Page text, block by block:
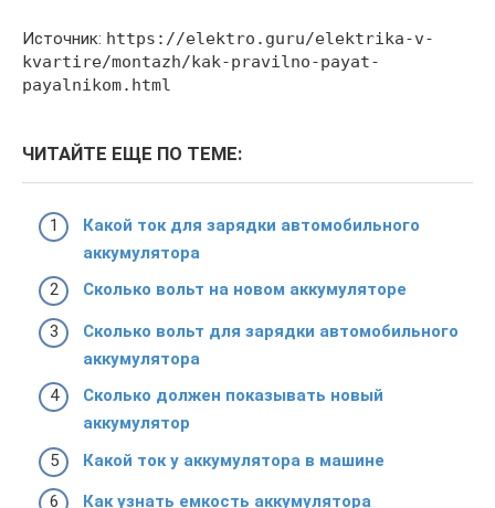
Источник: https://elektro.guru/elektrika-v-
kvartire/montazh/kak-pravilno-payat-
payalnikom.html
ЧИТАЙТЕ ЕЩЕ ПО ТЕМЕ:
Какой ток для зарядки автомобильного
аккумулятора
Сколько вольт на новом аккумуляторе
Сколько вольт для зарядки автомобильного
аккумулятора
Сколько должен показывать новый
аккумулятор
Какой ток у аккумулятора в машине
Как узнать емкость аккумулятора